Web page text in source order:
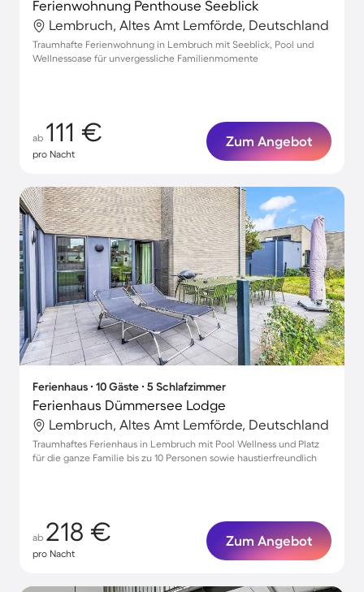
Ferienwohnung Penthouse Seeblick
Lembruch, Altes Amt Lemförde, Deutschland
Traumhafte Ferienwohnung in Lembruch mit Seeblick, Pool und
Wellnessoase für unvergessliche Familienmomente
ab 111 €
pro Nacht
Zum Angebot
Ferienhaus ∙ 10 Gäste ∙ 5 Schlafzimmer
Ferienhaus Dümmersee Lodge
Lembruch, Altes Amt Lemförde, Deutschland
Traumhaftes Ferienhaus in Lembruch mit Pool Wellness und Platz
für die ganze Familie bis zu 10 Personen sowie haustierfreundlich
ab 218 €
pro Nacht
Zum Angebot